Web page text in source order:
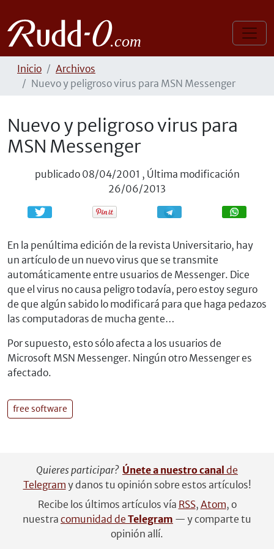
Inicio
Archivos
Nuevo y peligroso virus para MSN Messenger
Nuevo y peligroso virus para
MSN Messenger
publicado 08/04/2001 , Última modificación
26/06/2013
Compartir Compartir
En la penúltima edición de la revista Universitario, hay
un artículo de un nuevo virus que se transmite
automáticamente entre usuarios de Messenger. Dice
que el virus no causa peligro todavía, pero estoy seguro
de que algún sabido lo modificará para que haga pedazos
las computadoras de mucha gente…
Por supuesto, esto sólo afecta a los usuarios de
Microsoft MSN Messenger. Ningún otro Messenger es
afectado.
free software
Quieres participar? Únete a nuestro canal de
Telegram y danos tu opinión sobre estos artículos!
Recibe los últimos artículos vía RSS, Atom, o
nuestra comunidad de Telegram — y comparte tu
opinión allí.